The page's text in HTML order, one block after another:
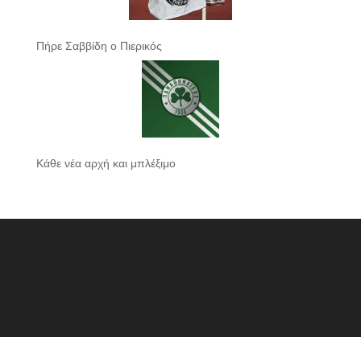
Πήρε Σαββίδη ο Πιερικός
Κάθε νέα αρχή και μπλέξιμο